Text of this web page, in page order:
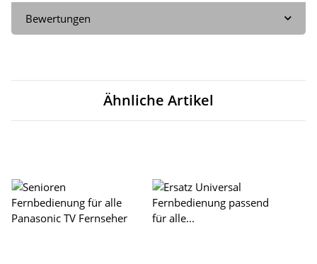
Bewertungen
Ähnliche Artikel